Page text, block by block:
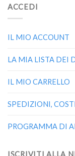
ACCEDI
IL MIO ACCOUNT
LA MIA LISTA DEI
IL MIO CARRELLO
SPEDIZIONI,
PROGRAMMA DI